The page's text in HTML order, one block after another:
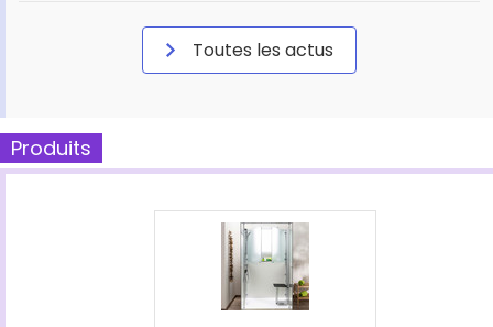
Toutes les actus
Produits